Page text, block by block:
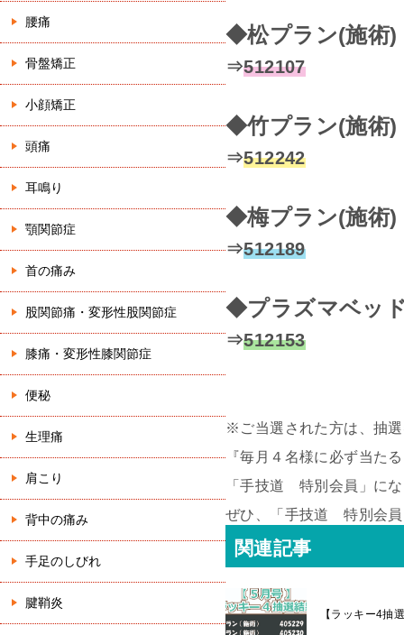
◆松プラン(施術
⇒512107
◆竹プラン(施術
⇒512242
◆梅プラン(施術
⇒512189
◆プラズマベッ
⇒512153
※ご当選された方は、抽
『毎月４名様に必ず当た
「手技道 特別会員」に
ぜひ、「手技道 特別会員
関連記事
【ラッキー4抽
腰痛
骨盤矯正
小顔矯正
頭痛
耳鳴り
顎関節症
首の痛み
股関節痛・変形性股関節症
膝痛・変形性膝関節症
便秘
生理痛
肩こり
背中の痛み
手足のしびれ
腱鞘炎